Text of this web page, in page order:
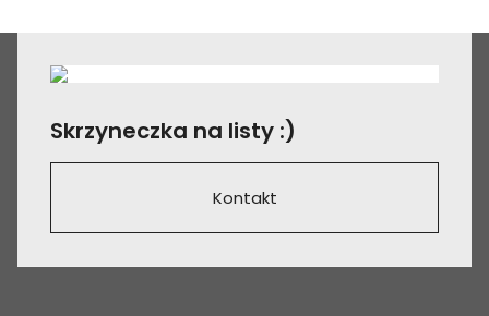
Skrzyneczka na listy :)
Kontakt